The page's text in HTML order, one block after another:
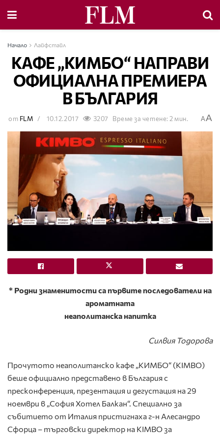
Начало Лайфстайл
КАФЕ „КИМБО“ НАПРАВИ
ОФИЦИАЛНА ПРЕМИЕРА
В БЪЛГАРИЯ
от FLM 10.12.2017 3207 Време за четене: 2 мин. AA
* Родни знаменитости са първите последователи на
ароматната
неаполитанска напитка
Силвия Тодорова
Прочутото неаполитанско кафе „КИМБО“ (KIMBO)
беше официално представено в България с
пресконференция, презентация и дегустация на 29
ноември в „София Хотел Балкан“. Специално за
събитието от Италия пристигнаха г-н Алесандро
Сфорца – търговски директор на KIMBO за